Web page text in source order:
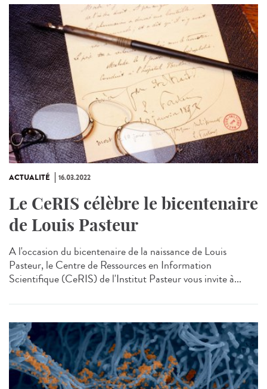
ACTUALITÉ 16.03.2022
Le CeRIS célèbre le bicentenaire
de Louis Pasteur
A l'occasion du bicentenaire de la naissance de Louis
Pasteur, le Centre de Ressources en Information
Scientifique (CeRIS) de l'Institut Pasteur vous invite à...